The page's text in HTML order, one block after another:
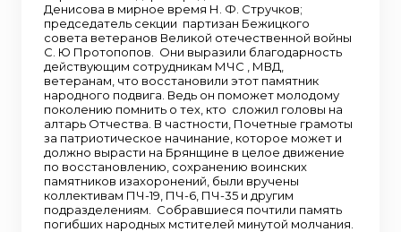
Денисова в мирное время Н. Ф. Стручков;
председатель секции партизан Бежицкого
совета ветеранов Великой отечественной войны
С. Ю Протопопов. Они выразили благодарность
действующим сотрудникам МЧС , МВД,
ветеранам, что восстановили этот памятник
народного подвига. Ведь он поможет молодому
поколению помнить о тех, кто сложил головы на
алтарь Отчества. В частности, Почетные грамоты
за патриотическое начинание, которое может и
должно вырасти на Брянщине в целое движение
по восстановлению, сохранению воинских
памятников изахоронений, были вручены
коллективам ПЧ-19, ПЧ-6, ПЧ-35 и другим
подразделениям. Собравшиеся почтили память
погибших народных мстителей минутой молчания.